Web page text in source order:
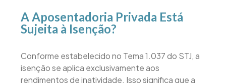
A Aposentadoria Privada Está
Sujeita à Isenção?
Conforme estabelecido no Tema 1.037 do STJ, a
isenção se aplica exclusivamente aos
rendimentos de inatividade. Isso significa que a